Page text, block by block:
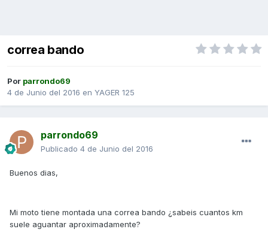
correa bando
Por parrondo69
4 de Junio del 2016 en YAGER 125
parrondo69
Publicado 4 de Junio del 2016
Buenos dias,
Mi moto tiene montada una correa bando ¿sabeis cuantos km
suele aguantar aproximadamente?